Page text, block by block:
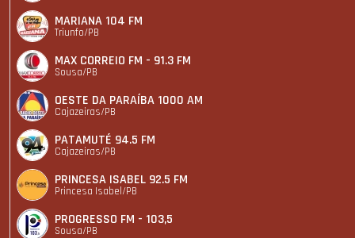
MARIANA 104 FM
Triunfo/PB
MAX CORREIO FM - 91.3 FM
Sousa/PB
OESTE DA PARAÍBA 1000 AM
Cajazeiras/PB
PATAMUTÉ 94.5 FM
Cajazeiras/PB
PRINCESA ISABEL 92.5 FM
Princesa Isabel/PB
PROGRESSO FM - 103,5
Sousa/PB